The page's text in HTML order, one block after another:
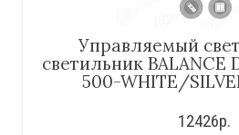
Управляемый
светильник BALANCE
500-WHITE/
12426р.